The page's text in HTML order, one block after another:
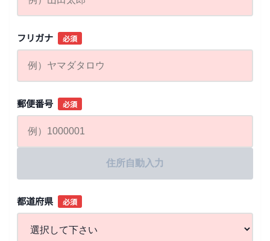
フリガナ 必須
郵便番号 必須
住所自動入力
都道府県 必須